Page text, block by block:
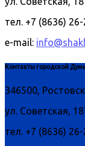
тел. +7 (8636)
e-mail:
Контакты городской
346500,
ул. Советская,
тел. +7 (8636)